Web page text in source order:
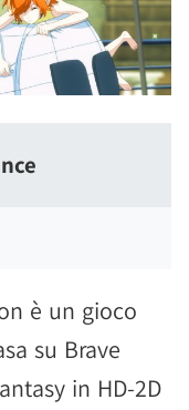
è un gioco
su Brave
in HD-2D